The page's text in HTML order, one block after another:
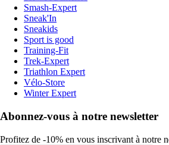
Smash-Expert
Sneak'In
Sneakids
Sport is good
Training-Fit
Trek-Expert
Triathlon Expert
Vélo-Store
Winter Expert
Abonnez-vous à notre newsletter
Profitez de -10% en vous inscrivant à notre